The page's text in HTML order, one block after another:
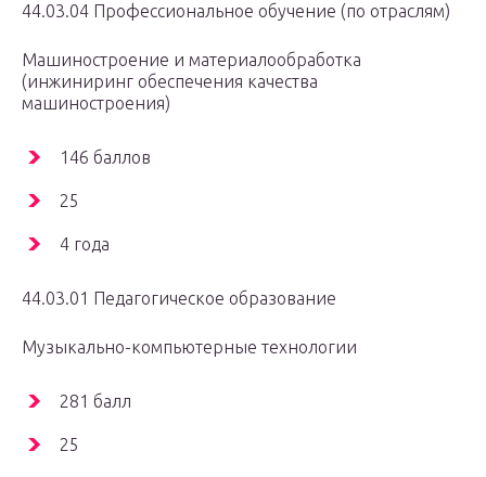
44.03.04 Профессиональное обучение (по отраслям)
Машиностроение и материалообработка
(инжиниринг обеспечения качества
машиностроения)
146 баллов
25
4 года
44.03.01 Педагогическое образование
Музыкально-компьютерные технологии
281 балл
25